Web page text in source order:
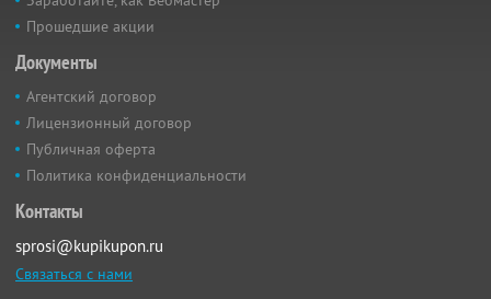
Прошедшие акции
Документы
Агентский договор
Лицензионный договор
Публичная оферта
Политика конфиденциальности
Контакты
sprosi@kupikupon.ru
Связаться с нами